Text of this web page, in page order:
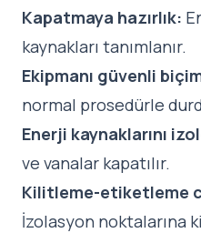
Kapatmaya hazırlık:
kaynakları tanımlanır.
Ekipmanı güvenli
normal prosedürle
Enerji kaynaklarını
ve vanalar kapatılır.
Kilitleme-etiketleme
İzolasyon noktalarına